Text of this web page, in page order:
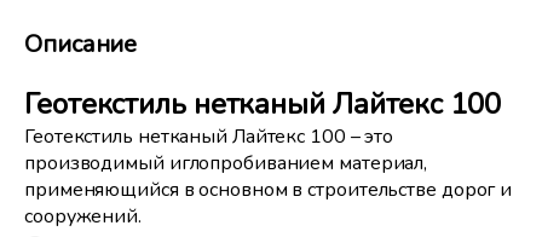
Описание
Геотекстиль нетканый Лайтекс 100
Геотекстиль нетканый Лайтекс 100 – это
производимый иглопробиванием материал,
применяющийся в основном в строительстве дорог и
сооружений.